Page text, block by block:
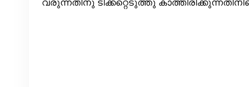
വരുന്നതിനു ടിക്കറ്റെടുത്തു